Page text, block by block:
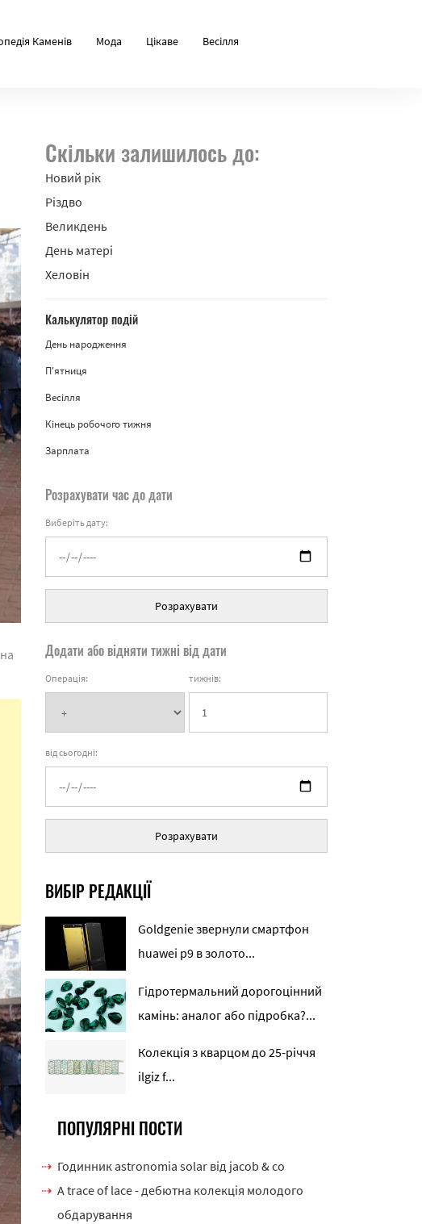
Каменів Мода Цікаве Весілля
Скільки залишилось до:
Новий рік
Різдво
Великдень
День матері
Хеловін
Калькулятор подій
День народження
П'ятниця
Весілля
Кінець робочого тижня
Зарплата
Розрахувати час до дати
Виберіть дату:
Розрахувати
Додати або відняти тижні від дати
Операція: тижнів:
від сьогодні:
Розрахувати
ВИБІР РЕДАКЦІЇ
Goldgenie звернули смартфон
huawei p9 в золото...
Гідротермальний дорогоцінний
камінь: аналог або підробка?...
Колекція з кварцом до 25-річчя
ilgiz f...
ПОПУЛЯРНІ ПОСТИ
Годинник astronomia solar від jacob & co
A trace of lace - дебютна колекція молодого
обдарування